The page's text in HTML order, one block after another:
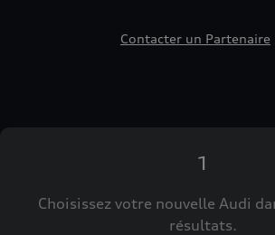
Contacter un Partenaire
1
Choisissez votre nouvelle Audi
résultats.